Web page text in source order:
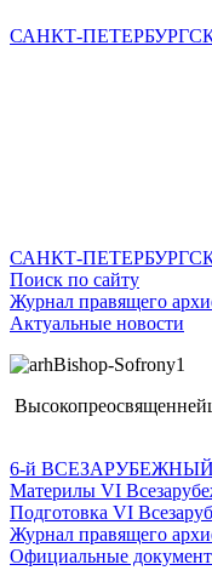
САНКТ-
САНКТ-
Поиск по сайту
Журнал правящего
Актуальные новости
6-й
Материлы VI
Подготовка VI
Журнал правящего
Официальные